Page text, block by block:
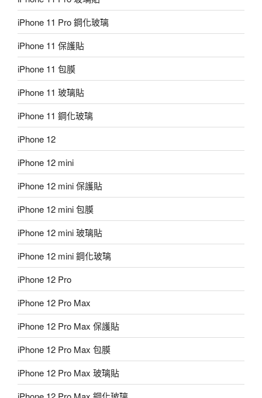
iPhone 11 Pro 鋼化玻璃
iPhone 11 保護貼
iPhone 11 包膜
iPhone 11 玻璃貼
iPhone 11 鋼化玻璃
iPhone 12
iPhone 12 mini
iPhone 12 mini 保護貼
iPhone 12 mini 包膜
iPhone 12 mini 玻璃貼
iPhone 12 mini 鋼化玻璃
iPhone 12 Pro
iPhone 12 Pro Max
iPhone 12 Pro Max 保護貼
iPhone 12 Pro Max 包膜
iPhone 12 Pro Max 玻璃貼